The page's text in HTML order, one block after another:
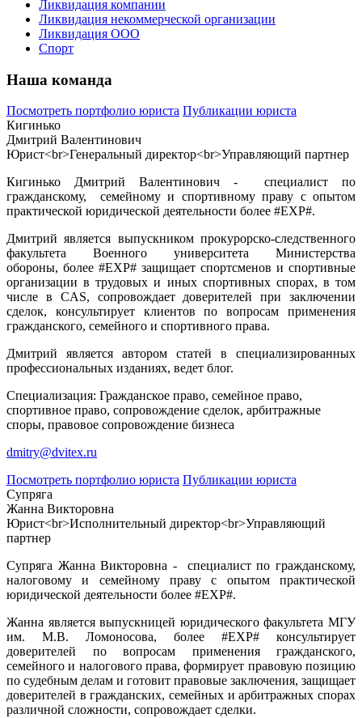
Ликвидация компании
Ликвидация некоммерческой организации
Ликвидация ООО
Спорт
Наша команда
Посмотреть портфолио юриста Публикации юриста
Кигинько
Дмитрий Валентинович
Юрист<br>Генеральный директор<br>Управляющий партнер
Кигинько Дмитрий Валентинович - специалист по
гражданскому, семейному и спортивному праву с опытом
практической юридической деятельности более #EXP#.
Дмитрий является выпускником прокурорско-следственного
факультета Военного университета Министерства
обороны, более #EXP# защищает спортсменов и спортивные
организации в трудовых и иных спортивных спорах, в том
числе в CAS, сопровождает доверителей при заключении
сделок, консультирует клиентов по вопросам применения
гражданского, семейного и спортивного права.
Дмитрий является автором статей в специализированных
профессиональных изданиях, ведет блог.
Специализация: Гражданское право, семейное право,
спортивное право, сопровождение сделок, арбитражные
споры, правовое сопровождение бизнеса
dmitry@dvitex.ru
Посмотреть портфолио юриста Публикации юриста
Супряга
Жанна Викторовна
Юрист<br>Исполнительный директор<br>Управляющий
партнер
Супряга Жанна Викторовна - специалист по гражданскому,
налоговому и семейному праву с опытом практической
юридической деятельности более #EXP#.
Жанна является выпускницей юридического факультета МГУ
им. М.В. Ломоносова, более #EXP# консультирует
доверителей по вопросам применения гражданского,
семейного и налогового права, формирует правовую позицию
по судебным делам и готовит правовые заключения, защищает
доверителей в гражданских, семейных и арбитражных спорах
различной сложности, сопровождает сделки.